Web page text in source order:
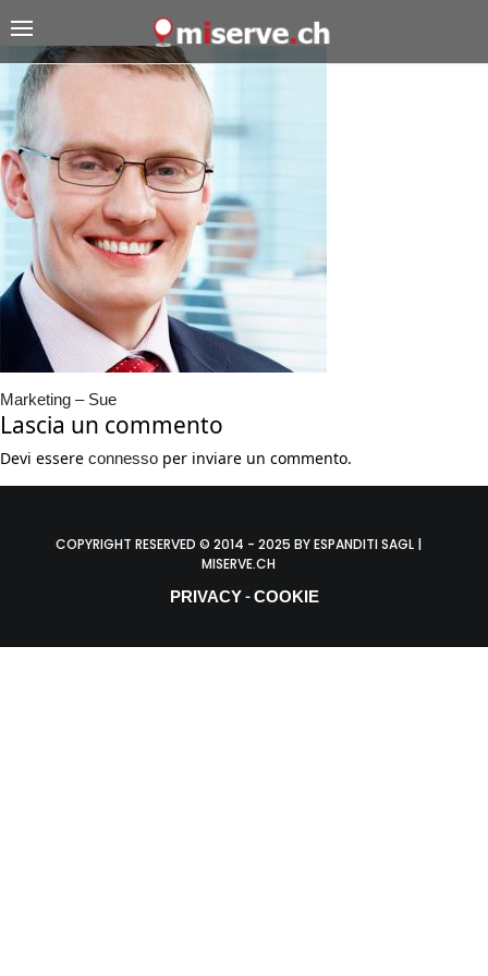
Marketing – Sue
Lascia un commento
Devi essere connesso per inviare un commento.
COPYRIGHT RESERVED © 2014 - 2025 BY ESPANDITI SAGL |
MISERVE.CH
PRIVACY-COOKIE